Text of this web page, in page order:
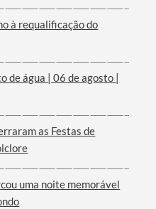
à requalificação do
de água | 06 de agosto |
as Festas de
uma noite memorável